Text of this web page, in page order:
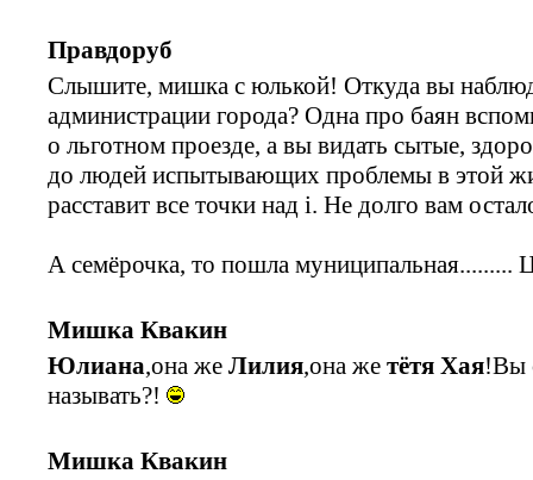
Правдоруб
Слышите, мишка с юлькой! Откуда вы
администрации города? Одна про баян
о льготном проезде, а вы видать сытые,
до людей испытывающих проблемы в этой
расставит все точки над i. Не долго вам
А семёрочка, то пошла муниципальная.........
Мишка Квакин
Юлиана,она же Лилия,она же тётя Хая!Вы
называть?!
Мишка Квакин